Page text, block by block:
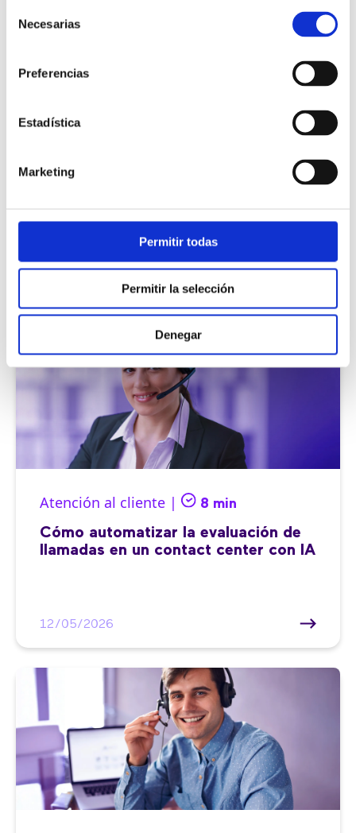
Necesarias
Preferencias
Estadística
Marketing
Permitir todas
Permitir la selección
Denegar
Atención al cliente | 8 min
Cómo automatizar la evaluación de
llamadas en un contact center con IA
12/05/2026